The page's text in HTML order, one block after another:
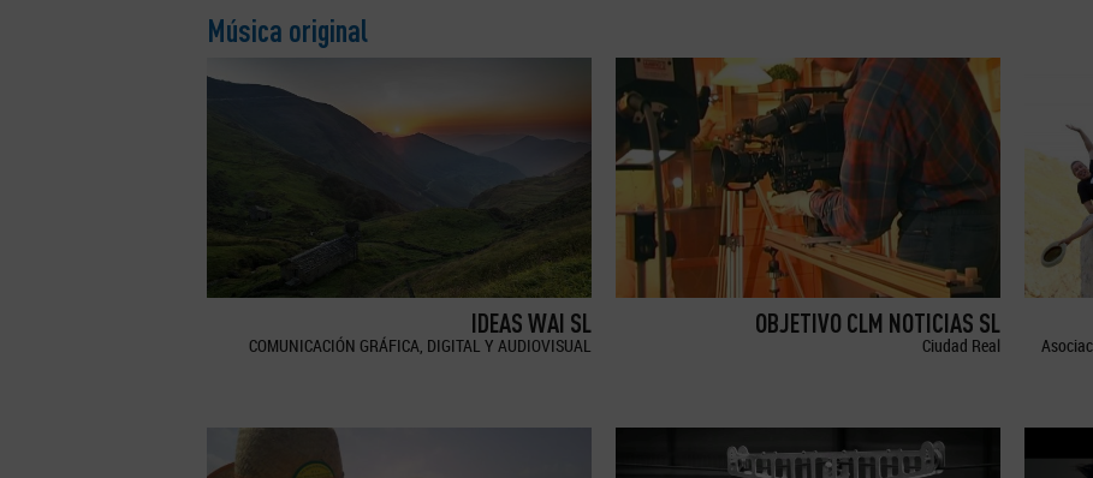
Música original
IDEAS WAI SL
COMUNICACIÓN GRÁFICA, DIGITAL Y AUDIOVISUAL
OBJETIVO CLM NOTICIAS SL
Ciudad Real